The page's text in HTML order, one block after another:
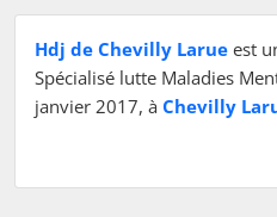
Hdj de Chevilly Larue est
Spécialisé lutte Maladies
janvier 2017, à Chevilly